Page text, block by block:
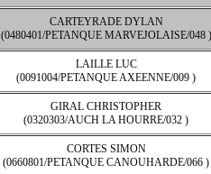
CARTEYRADE DYLAN
(0480401/PETANQUE MARVEJOLAISE/048 )
LAILLE LUC
(0091004/PETANQUE AXEENNE/009 )
GIRAL CHRISTOPHER
(0320303/AUCH LA HOURRE/032 )
CORTES SIMON
(0660801/PETANQUE CANOUHARDE/066 )